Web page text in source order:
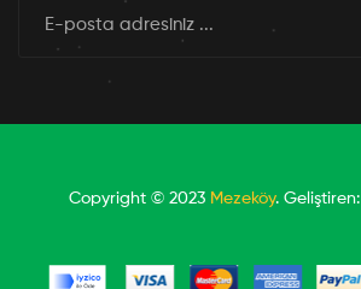
Copyright © 2023 Mezeköy. Geliştiren: